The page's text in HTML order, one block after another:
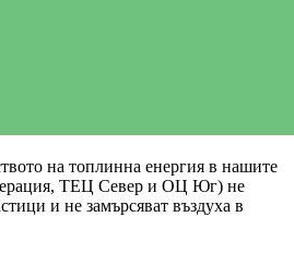
на топлинна енергия в нашите
ТЕЦ Север и ОЦ Юг) не
и не замърсяват въздуха в